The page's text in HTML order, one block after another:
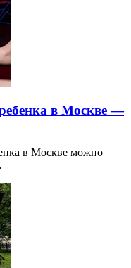
в Москве —
в Москве можно